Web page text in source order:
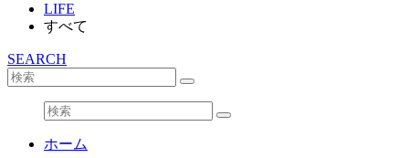
LIFE
すべて
SEARCH
ホーム